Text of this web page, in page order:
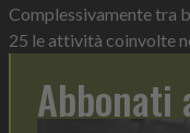
Complessivamente tra
25 le attività coinvolte
Abbonati